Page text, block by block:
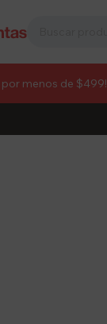
por menos de $499!